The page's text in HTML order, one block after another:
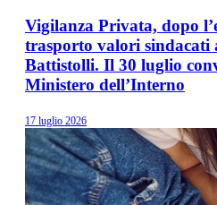
Vigilanza Privata, dopo
trasporto valori sindacati
Battistolli. Il 30 luglio
Ministero dell’Interno
17 luglio 2026